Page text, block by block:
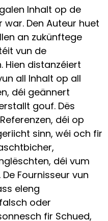
Inhalt op de
Den Auteur huet
an zukünftege
vun de
Hien distanzéiert
all Inhalt op all
déi geännert
gouf. Dës
déi op
sinn, wéi och fir
déi vum
Fournisseur vun
eleng
oder
fir Schued,